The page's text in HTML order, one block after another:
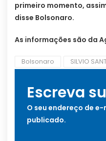
primeiro momento,
disse Bolsonaro.
As informações são da
Bolsonaro SILVIO
Escreva
O seu endereço de
publicado.